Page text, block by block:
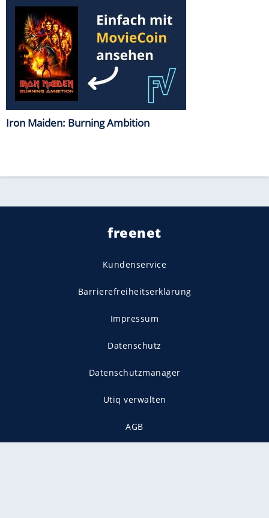
Iron Maiden: Burning Ambition
freenet
Kundenservice
Barrierefreiheitserklärung
Impressum
Datenschutz
Datenschutzmanager
Utiq verwalten
AGB